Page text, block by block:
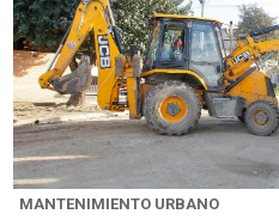
MANTENIMIENTO URBANO